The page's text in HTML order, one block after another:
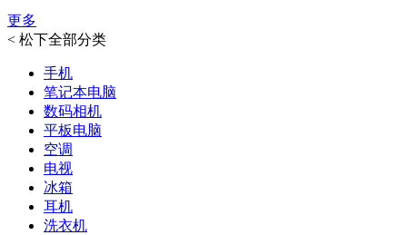
更多
< 松下全部分类
手机
笔记本电脑
数码相机
平板电脑
空调
电视
冰箱
耳机
洗衣机